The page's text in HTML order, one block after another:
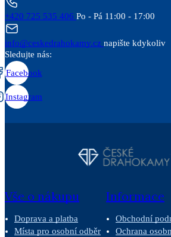
+420 725 535 406 Po - Pá 11:00 - 17:00
info@ceskedrahokamy.cz napište kdykoliv
Sledujte nás:
Facebook
Instagram
Vše o nákupu
Doprava a platba
Místa pro osobní odběr
Informace
Obchodní
Ochrana